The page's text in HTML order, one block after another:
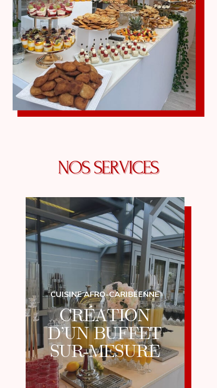
NOS SERVICES
CUISINE AFRO-CARIBÉENNE
CRÉATION
D’UN BUFFET
SUR-MESURE